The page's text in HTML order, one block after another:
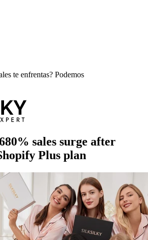
te enfrentas? Podemos
sales surge after
Plus plan